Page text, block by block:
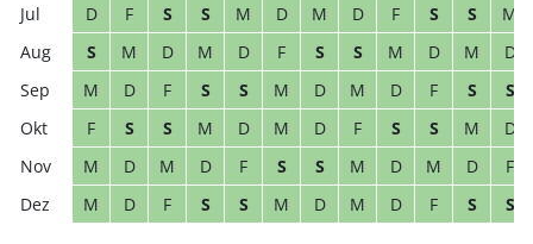
D
F S S M D M D F S S
M
S
M D M D F S S M D M
D
M
D F S S M D M D F S
S
F
S S M D M D F S S M
D
M
D M D F S S M D M D
F
M
D F S S M D M D F S S